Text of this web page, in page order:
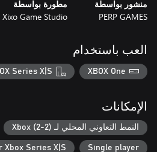
حتمًا. سواءً كنت تلعب منفردًا أو مع
بسحر لا يقاوم وإثارة دائمة سريعة النسق
* خض مجموعة من مراحل لعبة المنصة
* احظَ بترسانة قوية من التعاويذ
والرياح من البداية، واقفز قفزةً مزدوجةً
الهواء، واحجب أي هجوم تتعرض له بفضل
منشور بواسطة
PERP GAMES
مطورة بواسطة
Xixo Game Studio
العب باستخدام
XBOX One
Series X|S
الإمكانات
النمط التعاوني المحلي لـ Xbox (2-2)
Single player
Xbox Series X|S